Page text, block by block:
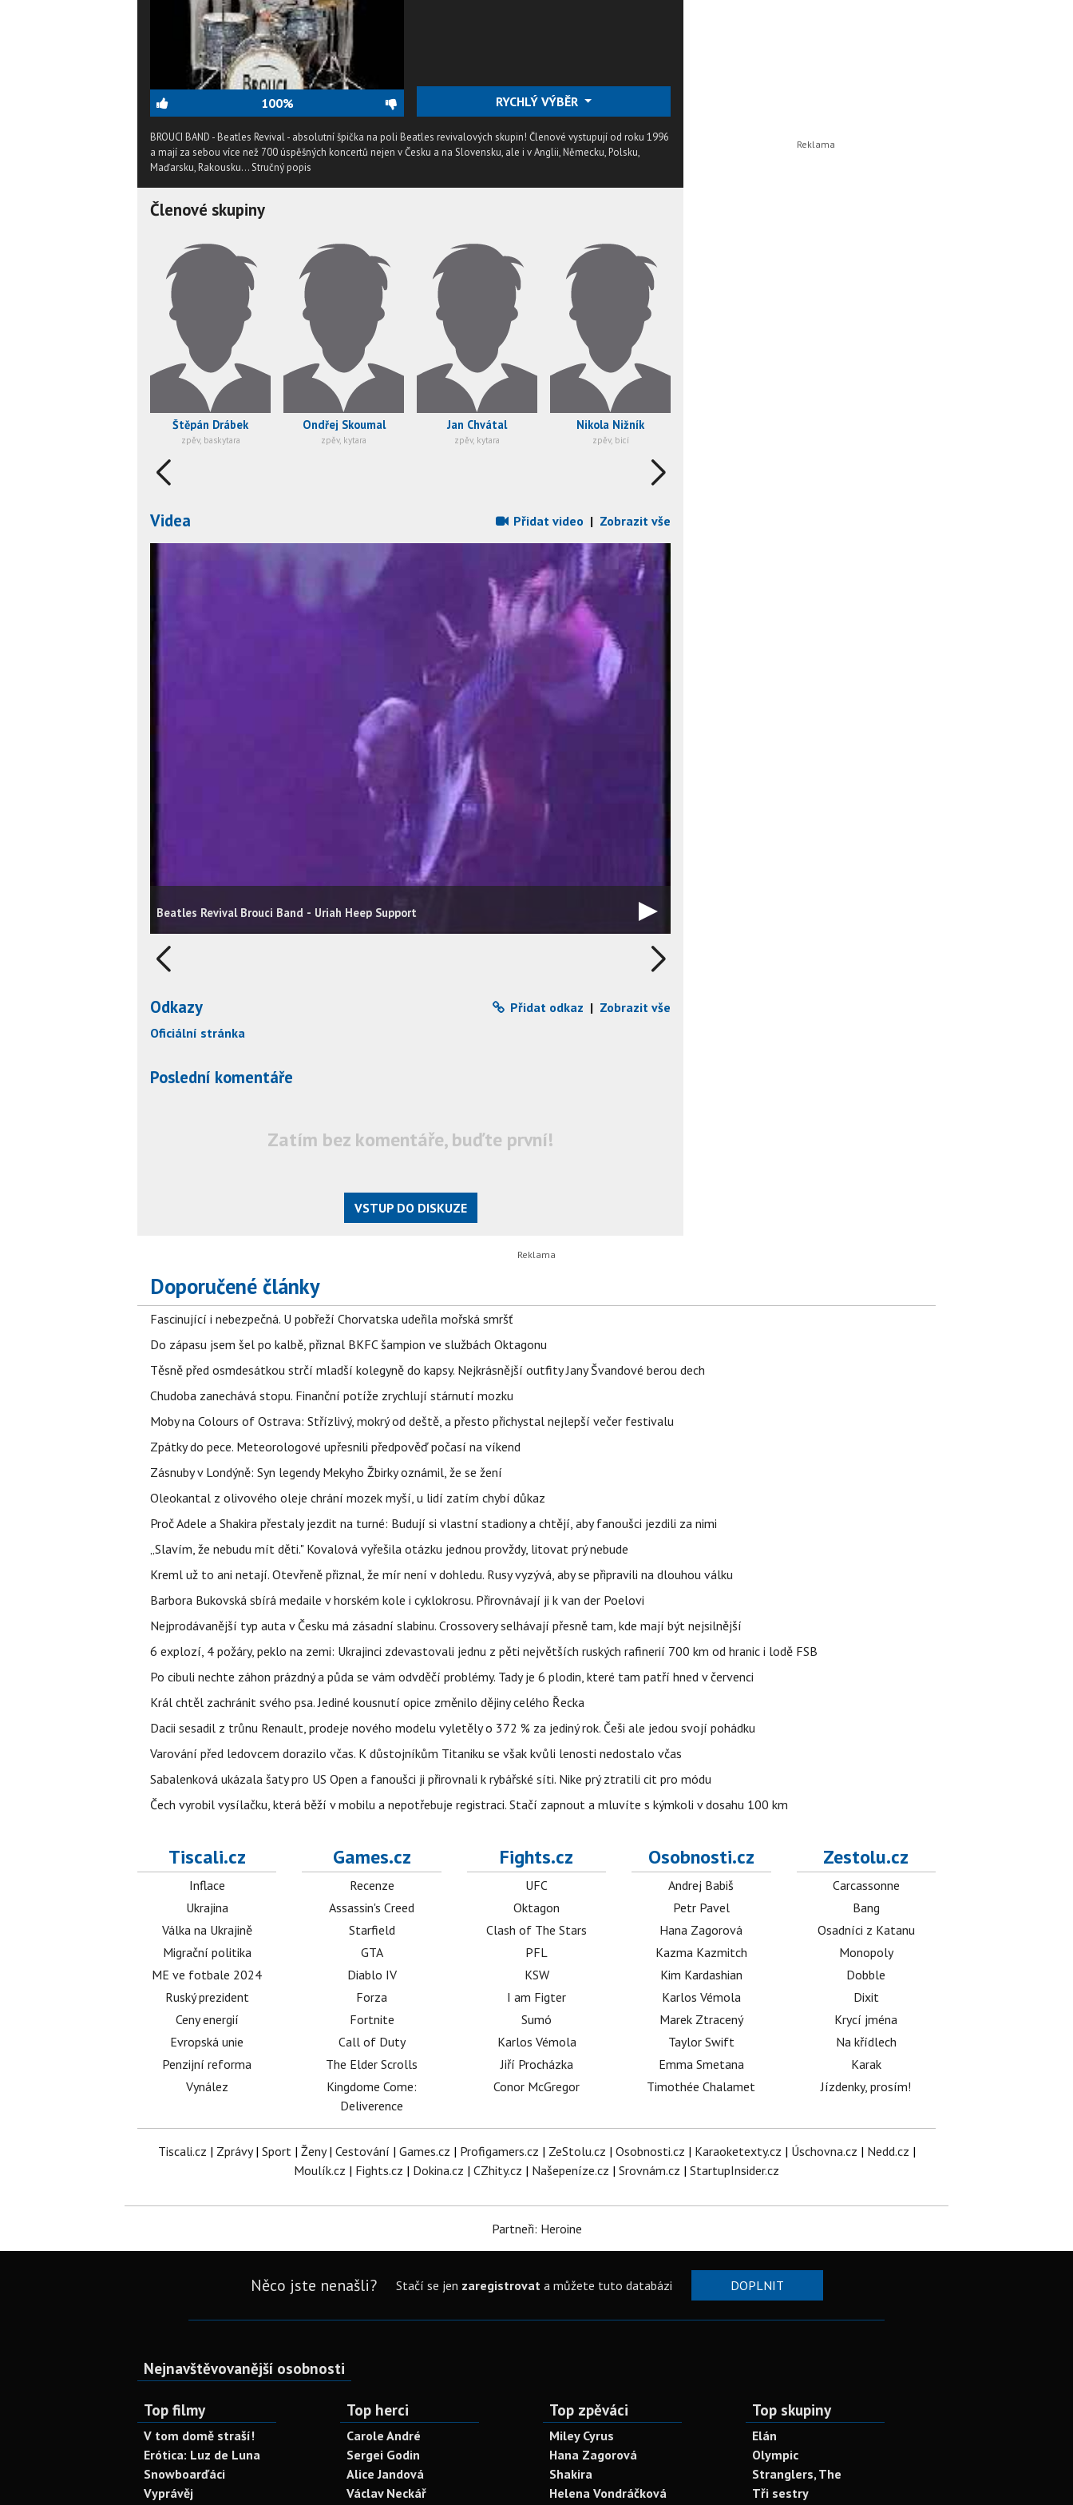
100% RYCHLÝ VÝBĚR
BROUCI BAND - Beatles Revival - absolutní špička na poli Beatles revivalových skupin! Členové vystupují od roku 1996
a mají za sebou více než 700 úspěšných koncertů nejen v Česku a na Slovensku, ale i v Anglii, Německu, Polsku,
Maďarsku, Rakousku...Stručný popis
Členové skupiny
Štěpán Drábek
zpěv, baskytara
Ondřej Skoumal
zpěv, kytara
Jan Chvátal
zpěv, kytara
Nikola Nižník
zpěv, bicí
Videa Přidat video | Zobrazit vše
Beatles Revival Brouci Band - Uriah Heep Support
Odkazy Přidat odkaz | Zobrazit vše
Oficiální stránka
Poslední komentáře
Zatím bez komentáře, buďte první!
VSTUP DO DISKUZE
Doporučené články
Fascinující i nebezpečná. U pobřeží Chorvatska udeřila mořská smršť
Do zápasu jsem šel po kalbě, přiznal BKFC šampion ve službách Oktagonu
Těsně před osmdesátkou strčí mladší kolegyně do kapsy. Nejkrásnější outfity Jany Švandové berou dech
Chudoba zanechává stopu. Finanční potíže zrychlují stárnutí mozku
Moby na Colours of Ostrava: Střízlivý, mokrý od deště, a přesto přichystal nejlepší večer festivalu
Zpátky do pece. Meteorologové upřesnili předpověď počasí na víkend
Zásnuby v Londýně: Syn legendy Mekyho Žbirky oznámil, že se žení
Oleokantal z olivového oleje chrání mozek myší, u lidí zatím chybí důkaz
Proč Adele a Shakira přestaly jezdit na turné: Budují si vlastní stadiony a chtějí, aby fanoušci jezdili za nimi
„Slavím, že nebudu mít děti." Kovalová vyřešila otázku jednou provždy, litovat prý nebude
Kreml už to ani netají. Otevřeně přiznal, že mír není v dohledu. Rusy vyzývá, aby se připravili na dlouhou válku
Barbora Bukovská sbírá medaile v horském kole i cyklokrosu. Přirovnávají ji k van der Poelovi
Nejprodávanější typ auta v Česku má zásadní slabinu. Crossovery selhávají přesně tam, kde mají být nejsilnější
6 explozí, 4 požáry, peklo na zemi: Ukrajinci zdevastovali jednu z pěti největších ruských rafinerií 700 km od hranic i lodě FSB
Po cibuli nechte záhon prázdný a půda se vám odvděčí problémy. Tady je 6 plodin, které tam patří hned v červenci
Král chtěl zachránit svého psa. Jediné kousnutí opice změnilo dějiny celého Řecka
Dacii sesadil z trůnu Renault, prodeje nového modelu vyletěly o 372 % za jediný rok. Češi ale jedou svojí pohádku
Varování před ledovcem dorazilo včas. K důstojníkům Titaniku se však kvůli lenosti nedostalo včas
Sabalenková ukázala šaty pro US Open a fanoušci ji přirovnali k rybářské síti. Nike prý ztratili cit pro módu
Čech vyrobil vysílačku, která běží v mobilu a nepotřebuje registraci. Stačí zapnout a mluvíte s kýmkoli v dosahu 100 km
Tiscali.cz
Inflace
Ukrajina
Válka na Ukrajině
Migrační politika
ME ve fotbale 2024
Ruský prezident
Ceny energií
Evropská unie
Penzijní reforma
Vynález
Games.cz
Recenze
Assassin's Creed
Starfield
GTA
Diablo IV
Forza
Fortnite
Call of Duty
The Elder Scrolls
Kingdome Come:
Deliverence
Fights.cz
UFC
Oktagon
Clash of The Stars
PFL
KSW
I am Figter
Sumó
Karlos Vémola
Jiří Procházka
Conor McGregor
Osobnosti.cz
Andrej Babiš
Petr Pavel
Hana Zagorová
Kazma Kazmitch
Kim Kardashian
Karlos Vémola
Marek Ztracený
Taylor Swift
Emma Smetana
Timothée Chalamet
Zestolu.cz
Carcassonne
Bang
Osadníci z Katanu
Monopoly
Dobble
Dixit
Krycí jména
Na křídlech
Karak
Jízdenky, prosím!
Tiscali.cz | Zprávy| Sport| Ženy| Cestování | Games.cz | Profigamers.cz | ZeStolu.cz | Osobnosti.cz | Karaoketexty.cz | Úschovna.cz | Nedd.cz |
Moulík.cz | Fights.cz | Dokina.cz | CZhity.cz | Našepeníze.cz | Srovnám.cz | StartupInsider.cz
Partneři: Heroine
Něco jste nenašli? Stačí se jen zaregistrovata můžete tuto databázi DOPLNIT
Nejnavštěvovanější osobnosti
Top filmy
V tom domě straší!
Erótica: Luz de Luna
Snowboarďáci
Vyprávěj
Top herci
Carole André
Sergei Godin
Alice Jandová
Václav Neckář
Top zpěváci
Miley Cyrus
Hana Zagorová
Shakira
Helena Vondráčková
Top skupiny
Elán
Olympic
Stranglers, The
Tři sestry